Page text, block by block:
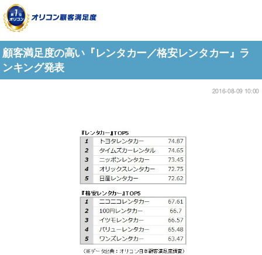
顧客満足度の高い『レンタカー／格安レンタカー』ラ
ンキング発表
2016-08-09 10:00